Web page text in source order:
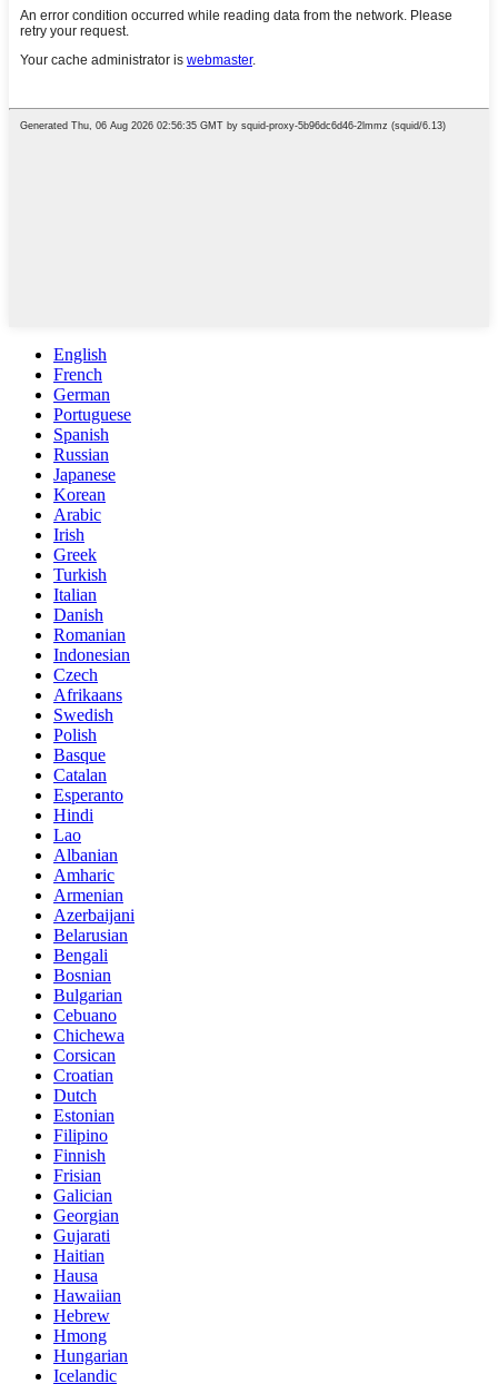
English
French
German
Portuguese
Spanish
Russian
Japanese
Korean
Arabic
Irish
Greek
Turkish
Italian
Danish
Romanian
Indonesian
Czech
Afrikaans
Swedish
Polish
Basque
Catalan
Esperanto
Hindi
Lao
Albanian
Amharic
Armenian
Azerbaijani
Belarusian
Bengali
Bosnian
Bulgarian
Cebuano
Chichewa
Corsican
Croatian
Dutch
Estonian
Filipino
Finnish
Frisian
Galician
Georgian
Gujarati
Haitian
Hausa
Hawaiian
Hebrew
Hmong
Hungarian
Icelandic